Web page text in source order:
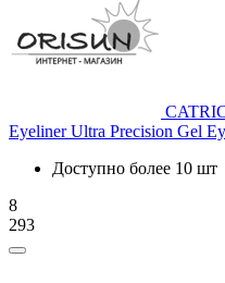
Eyeliner Ultra Precision Gel
Доступно более 10 шт
8
293